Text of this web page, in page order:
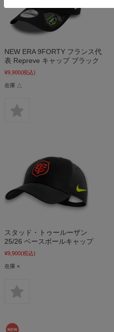
NEW ERA 9FORTY フランス代
表 Repreve キャップ ブラック
¥9,900(税込)
在庫 △
スタッド・トゥールーザン
25/26 ベースボールキャップ
¥9,900(税込)
在庫 ×